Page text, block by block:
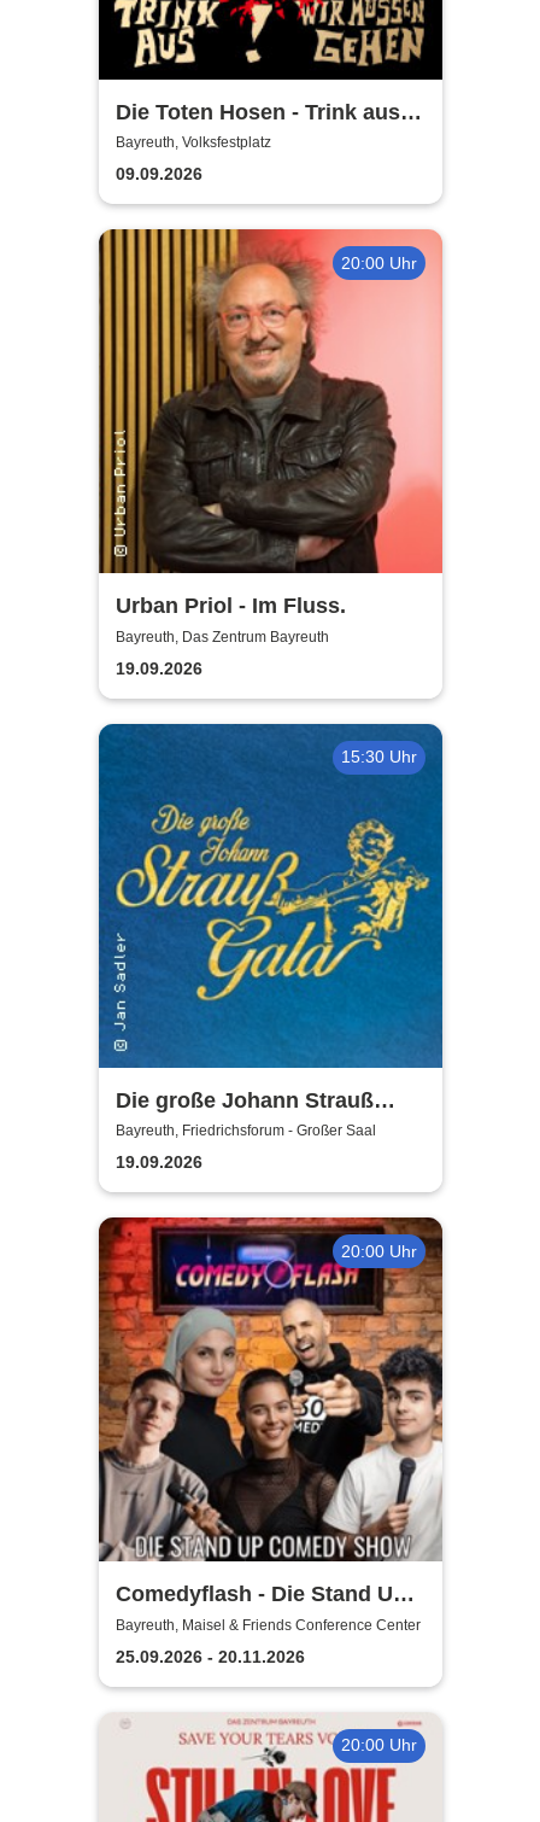
Die Toten Hosen - Trink aus!
Wir müssen gehen - Tour
2026
Bayreuth, Volksfestplatz
09.09.2026
20:00 Uhr
Urban Priol - Im Fluss.
Bayreuth, Das Zentrum Bayreuth
19.09.2026
15:30 Uhr
Die große Johann Strauß
Gala - unsterbliche Arien &
Duette der Strauß Familie
Bayreuth, Friedrichsforum - Großer Saal
19.09.2026
20:00 Uhr
Comedyflash - Die Stand Up
Comedy Show
Bayreuth, Maisel & Friends Conference Center
25.09.2026 - 20.11.2026
20:00 Uhr